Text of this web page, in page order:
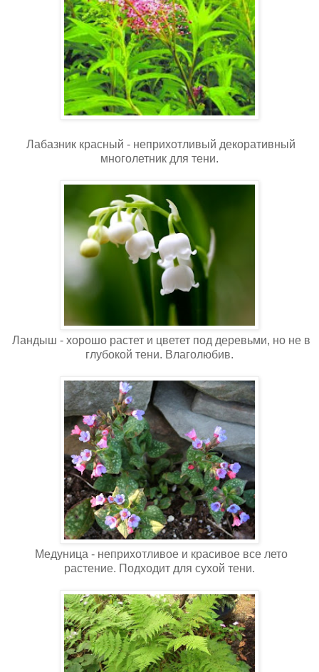
Лабазник красный - неприхотливый декоративный
многолетник для тени.
Ландыш - хорошо растет и цветет под деревьми, но не в
глубокой тени. Влаголюбив.
Медуница - неприхотливое и красивое все лето
растение. Подходит для сухой тени.